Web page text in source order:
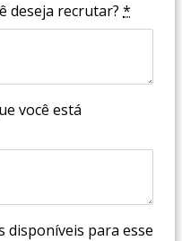
deseja recrutar? *
você está
disponíveis para esse